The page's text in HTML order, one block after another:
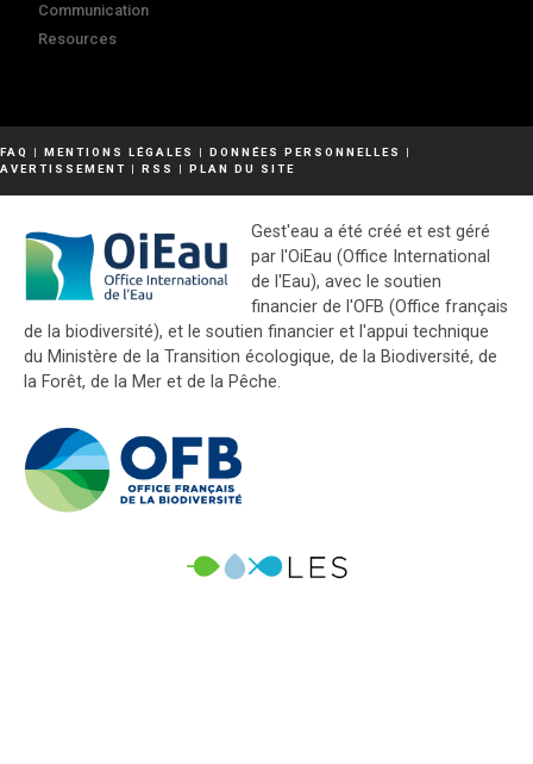
Communication
Resources
FAQ | MENTIONS LÉGALES | DONNÉES PERSONNELLES
|
AVERTISSEMENT | RSS | PLAN DU SITE
Gest'eau a été créé et est géré
par l'OiEau (Office International
de l'Eau), avec le soutien
financier de l'OFB (Office français
de la biodiversité), et le soutien financier et l'appui technique
du Ministère de la Transition écologique, de la Biodiversité, de
la Forêt, de la Mer et de la Pêche.